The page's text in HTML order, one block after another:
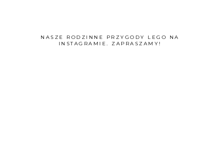
NASZE RODZINNE PRZYGODY LEGO NA
INSTAGRAMIE. ZAPRASZAMY!